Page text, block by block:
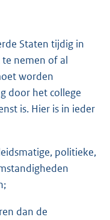
Staten tijdig in
nemen of al
worden
door het college
is. Hier is in ieder
politieke,
dan de